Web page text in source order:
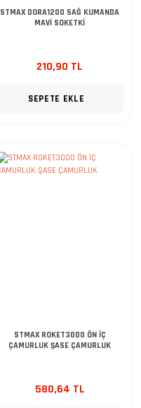
STMAX DORA1200 SAĞ KUMANDA
MAVİ SOKETKİ
210,90 TL
SEPETE EKLE
STMAX ROKET3000 ÖN İÇ
ÇAMURLUK ŞASE ÇAMURLUK
580,64 TL